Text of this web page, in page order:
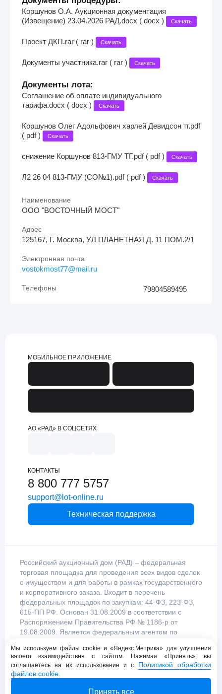
Коршунов О.А. Аукционная документация
(Извещение) 23.04.2026 РАД.docx ( docx )
Скачать
Проект ДКП.rar ( rar ) Скачать
Документы участника.rar ( rar ) Скачать
Документы лота:
Соглашение об оплате индивидуального
тарифа.docx ( docx )
Скачать
Коршунов Олег Адольфович харлей Девидсон тг.pdf
( pdf )
Скачать
снижение Коршунов 813-ГМУ ТГ.pdf ( pdf ) Скачать
Л2 26 04 813-ГМУ (СО№1).pdf ( pdf ) Скачать
Наименование
ООО "ВОСТОЧНЫЙ МОСТ"
Адрес
125167, Г. Москва, УЛ ПЛАНЕТНАЯ Д. 11 ПОМ.2/1
Электронная почта
vostokmost77@mail.ru
Телефоны 79804589495
МОБИЛЬНОЕ ПРИЛОЖЕНИЕ
АО «РАД» В СОЦСЕТЯХ
КОНТАКТЫ
8 800 777 5757
support@lot-online.ru
Техническая поддержка
Российский аукционный дом (РАД) – федеральная
торговая площадка для проведения всех видов сделок
с имуществом и для работы в рамках государственного
и корпоративного заказа. Входит в перечень
федеральных площадок по закупкам: 44-ФЗ, 223-ФЗ,
615-ПП РФ. Основан 31.08.2009 в соответствии с
Распоряжением Правительства РФ № 1186-р от
19.08.2009. Является федеральным агентом по
Правительством Российской Федерации.
Мы используем файлы cookie и «Яндекс.Метрика» для улучшения
вашего взаимодействия с сайтом. Нажимая «Принять», вы
соглашаетесь на их использование и с Политикой обработки
файлов cookie.
Принять все